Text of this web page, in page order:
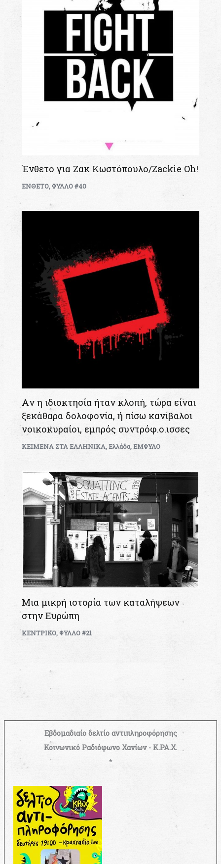
Ένθετο για Ζακ Κωστόπουλο/Zackie Oh!
ΕΝΘΕΤΟ,ΦΥΛΛΟ #40
Aν η ιδιοκτησία ήταν κλοπή, τώρα είναι
ξεκάθαρα δολοφονία, ή πίσω κανίβαλοι
νοικοκυραίοι, εμπρός συντρόφ.ο.ισσες
KEIMENA ΣΤΑ ΕΛΛΗΝΙΚΑ,Ελλάδα,ΕΜΦΥΛΟ
Μια μικρή ιστορία των καταλήψεων
στην Ευρώπη
ΚΕΝΤΡΙΚΟ, ΦΥΛΛΟ #21
Εβδομαδιαίο δελτίο αντιπληροφόρησης
Κοινωνικό Ραδιόφωνο Χανίων - Κ.ΡΑ.Χ.
*